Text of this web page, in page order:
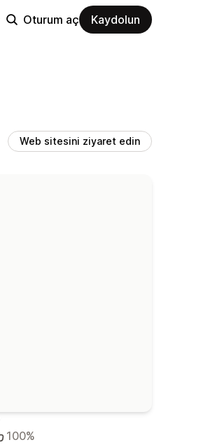
Oturum aç Kaydolun
Web sitesini ziyaret edin
100%